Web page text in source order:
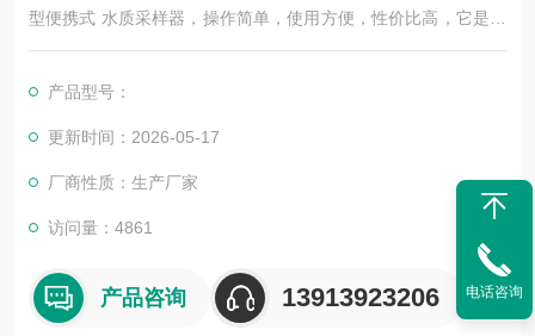
型便携式 水质采样器，操作简单，使用方便，性价比高，它是一
种软塑料，耐受强酸碱及高低温，选材，未添加回料具有低的本
净的贝勒管，深受广大客户的青睐。
产品型号：
更新时间：2026-05-17
厂商性质：生产厂家
访问量：4861
产品咨询 13913923206 电话咨询